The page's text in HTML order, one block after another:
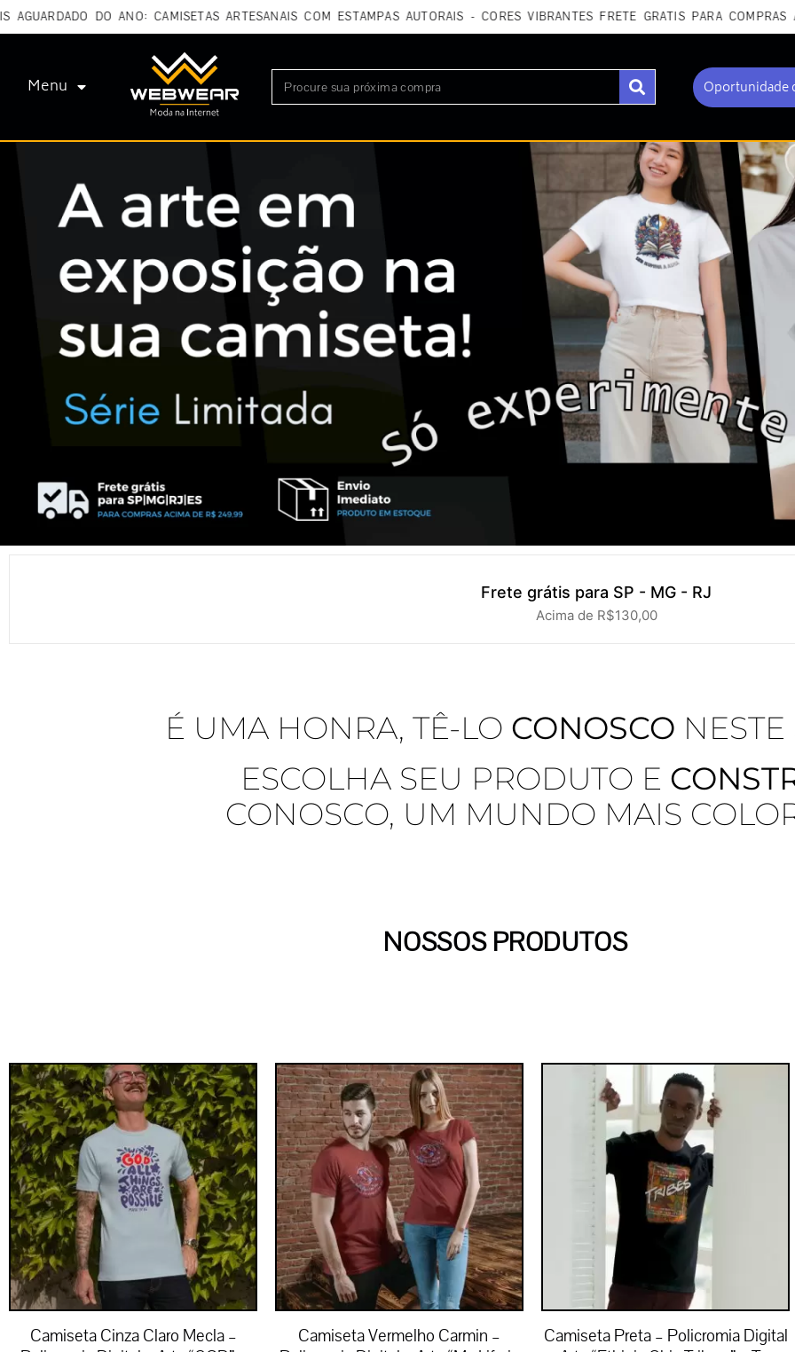
DO ANO: CAMISETAS ARTESANAIS COM ESTAMPAS AUTORAIS - CORES VIBRANTES FRETE GRÁTIS PARA COMPRAS ACIMA
Menu Oportunidade
Frete grátis para SP - MG - RJ
Acima de R$130,00
É UMA HONRA, TÊ-LO CONOSCO
ESCOLHA SEU PRODUTO E
CONOSCO, UM MUNDO MAIS
NOSSOS PRODUTOS
Camiseta Cinza Claro Mecla –
Camiseta Vermelho Carmin –
Camiseta Preta – Policromia Digital